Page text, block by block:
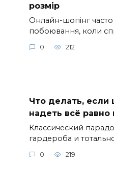
розмір
Онлайн-шопінг
побоювання, коли
0 212
Что делать,
надеть всё равно
Классический
гардероба и
0 219